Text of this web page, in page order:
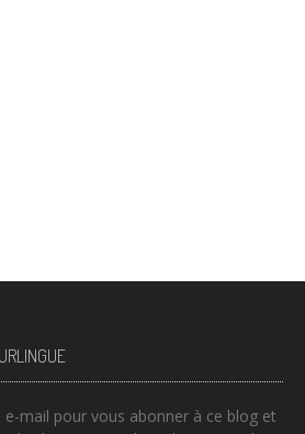
e-mail pour vous abonner à ce blog et